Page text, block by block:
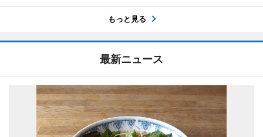
もっと見る
最新ニュース